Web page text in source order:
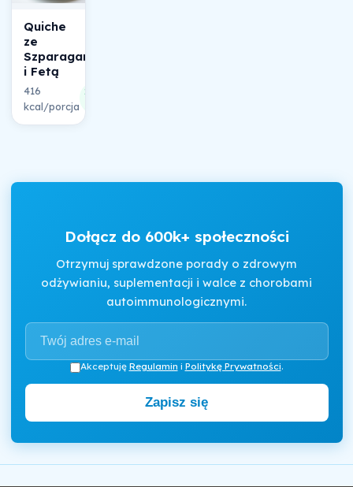
Quiche
ze
Szparagami
i Fetą
416
kcal/porcja
25%
Dołącz do 600k+ społeczności
Otrzymuj sprawdzone porady o zdrowym
odżywianiu, suplementacji i walce z chorobami
autoimmunologicznymi.
Akceptuję Regulamin i Politykę Prywatności.
Zapisz się